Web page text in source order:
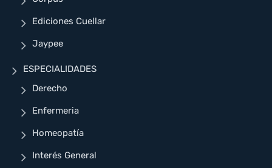
Ediciones Cuellar
Jaypee
ESPECIALIDADES
Derecho
Enfermeria
Homeopatía
Interés General